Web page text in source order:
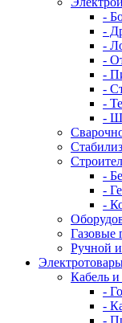
-
-
-
-
-
-
-
-
-
-
-
Газовые
Ручной
Кабель
-
-
-